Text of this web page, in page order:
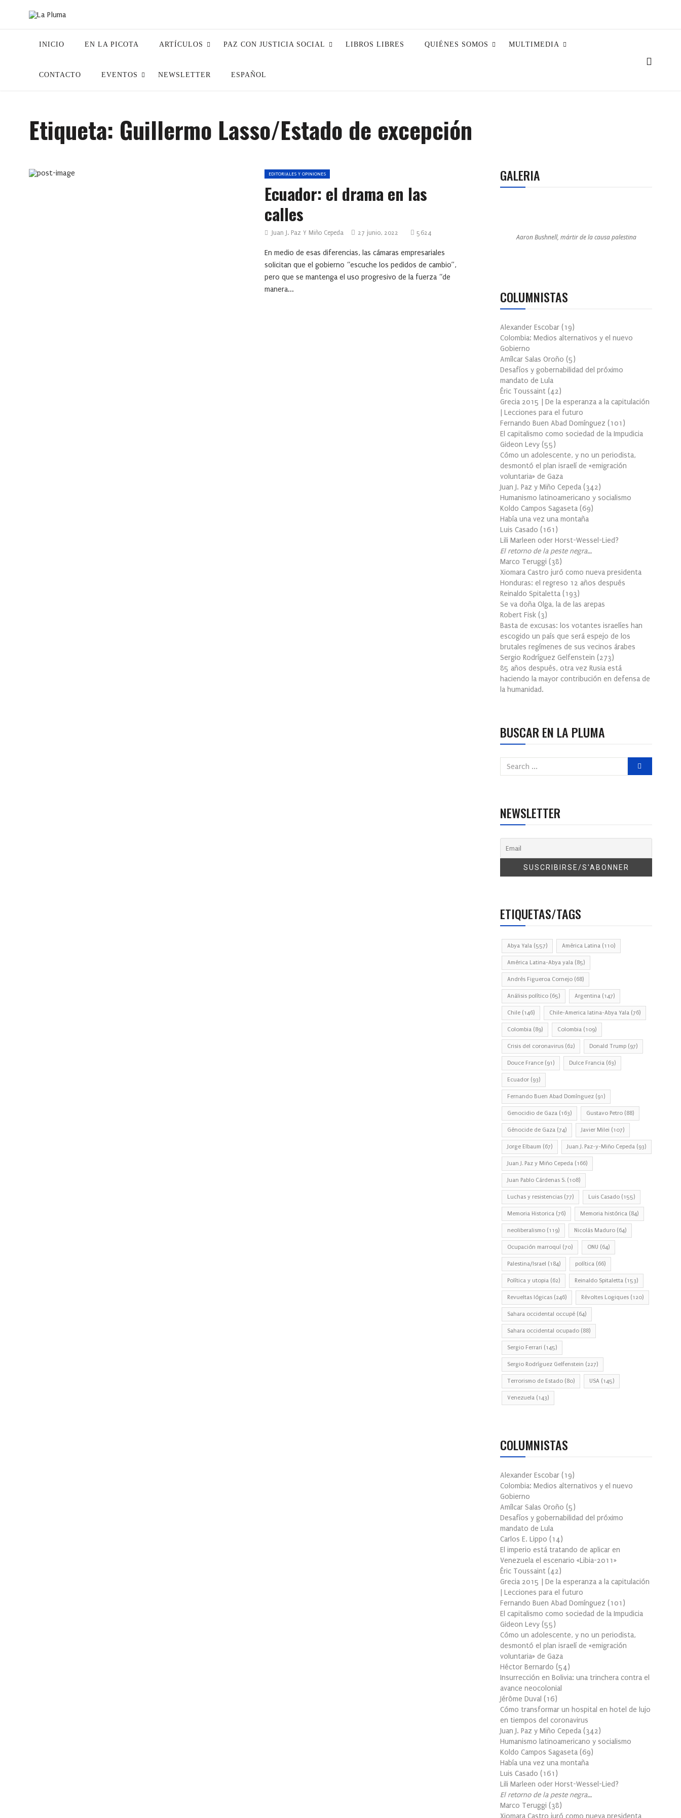
INICIO EN LA PICOTA ARTÍCULOS PAZ CON JUSTICIA SOCIAL LIBROS LIBRES QUIÉNES SOMOS MULTIMEDIA
CONTACTO EVENTOS NEWSLETTER ESPAÑOL
Etiqueta: Guillermo Lasso/Estado de excepción
EDITORIALES Y OPINIONES
Ecuador: el drama en las
calles
Juan J. Paz Y Miño Cepeda 27 junio, 2022 5624
En medio de esas diferencias, las cámaras empresariales
solicitan que el gobierno “escuche los pedidos de cambio”,
pero que se mantenga el uso progresivo de la fuerza “de
manera...
GALERIA
Aaron Bushnell, mártir de la causa palestina
COLUMNISTAS
Alexander Escobar (19)
Colombia: Medios alternativos y el nuevo
Gobierno
Amílcar Salas Oroño (5)
Desafíos y gobernabilidad del próximo
mandato de Lula
Éric Toussaint (42)
Grecia 2015 | De la esperanza a la capitulación
| Lecciones para el futuro
Fernando Buen Abad Domínguez (101 )
El capitalismo como sociedad de la Impudicia
Gideon Levy (55)
Cómo un adolescente, y no un periodista,
desmontó el plan israelí de «emigración
voluntaria» de Gaza
Juan J. Paz y Miño Cepeda (342)
Humanismo latinoamericano y socialismo
Koldo Campos Sagaseta (69)
Había una vez una montaña
Luis Casado (161 )
Lili Marleen oder Horst-Wessel-Lied?
El retorno de la peste negra…
Marco Teruggi (38)
Xiomara Castro juró como nueva presidenta
Honduras: el regreso 12 años después
Reinaldo Spitaletta (193)
Se va doña Olga, la de las arepas
Robert Fisk (3)
Basta de excusas: los votantes israelíes han
escogido un país que será espejo de los
brutales regímenes de sus vecinos árabes
Sergio Rodríguez Gelfenstein (273)
85 años después, otra vez Rusia está
haciendo la mayor contribución en defensa de
la humanidad.
BUSCAR EN LA PLUMA
NEWSLETTER
ETIQUETAS/TAGS
Abya Yala (557) América Latina (110)
América Latina-Abya yala (85)
Andrés Figueroa Cornejo (68)
Análisis político (65) Argentina (147)
Chile (146) Chile-America latina-Abya Yala (76)
Colombia (89) Colombia (109)
Crisis del coronavirus (62) Donald Trump (97)
Douce France (91) Dulce Francia (63)
Ecuador (93)
Fernando Buen Abad Domínguez (91)
Genocidio de Gaza (163) Gustavo Petro (88)
Génocide de Gaza (74) Javier Milei (107)
Jorge Elbaum (67) Juan J. Paz-y-Miño Cepeda (93)
Juan J. Paz y Miño Cepeda (166)
Juan Pablo Cárdenas S. (108)
Luchas y resistencias (77) Luis Casado (155)
Memoria Historica (76) Memoria histórica (84)
neoliberalismo (119) Nicolás Maduro (64)
Ocupación marroquí (70) ONU (64)
Palestina/Israel (184) política (66)
Política y utopia (62) Reinaldo Spitaletta (153)
Revueltas lógicas (246) Révoltes Logiques (120)
Sahara occidental occupé (64)
Sahara occidental ocupado (88)
Sergio Ferrari (145)
Sergio Rodríguez Gelfenstein (227)
Terrorismo de Estado (80) USA (145)
Venezuela (143)
COLUMNISTAS
Alexander Escobar (19)
Colombia: Medios alternativos y el nuevo
Gobierno
Amílcar Salas Oroño (5)
Desafíos y gobernabilidad del próximo
mandato de Lula
Carlos E. Lippo (14)
El imperio está tratando de aplicar en
Venezuela el escenario «Libia-2011»
Éric Toussaint (42)
Grecia 2015 | De la esperanza a la capitulación
| Lecciones para el futuro
Fernando Buen Abad Domínguez (101 )
El capitalismo como sociedad de la Impudicia
Gideon Levy (55)
Cómo un adolescente, y no un periodista,
desmontó el plan israelí de «emigración
voluntaria» de Gaza
Héctor Bernardo (54)
Insurrección en Bolivia: una trinchera contra el
avance neocolonial
Jérôme Duval (16)
Cómo transformar un hospital en hotel de lujo
en tiempos del coronavirus
Juan J. Paz y Miño Cepeda (342)
Humanismo latinoamericano y socialismo
Koldo Campos Sagaseta (69)
Había una vez una montaña
Luis Casado (161 )
Lili Marleen oder Horst-Wessel-Lied?
El retorno de la peste negra…
Marco Teruggi (38)